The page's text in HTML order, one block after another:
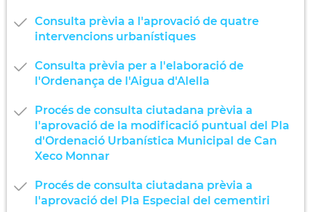
Consulta prèvia a l'aprovació de quatre
intervencions urbanístiques
Consulta prèvia per a l'elaboració de
l'Ordenança de l'Aigua d'Alella
Procés de consulta ciutadana prèvia a
l'aprovació de la modificació puntual del Pla
d'Ordenació Urbanística Municipal de Can
Xeco Monnar
Procés de consulta ciutadana prèvia a
l'aprovació del Pla Especial del cementiri